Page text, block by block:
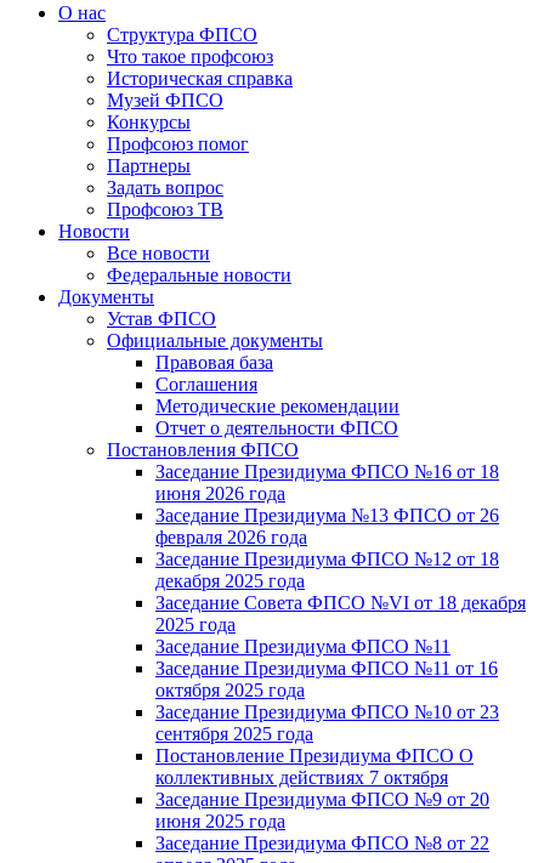
О нас
Структура ФПСО
Что такое профсоюз
Историческая справка
Музей ФПСО
Конкурсы
Профсоюз помог
Партнеры
Задать вопрос
Профсоюз ТВ
Новости
Все новости
Федеральные новости
Документы
Устав ФПСО
Официальные документы
Правовая база
Соглашения
Методические рекомендации
Отчет о деятельности ФПСО
Постановления ФПСО
Заседание Президиума ФПСО №16 от 18
июня 2026 года
Заседание Президиума №13 ФПСО от 26
февраля 2026 года
Заседание Президиума ФПСО №12 от 18
декабря 2025 года
Заседание Совета ФПСО №VI от 18 декабря
2025 года
Заседание Президиума ФПСО №11
Заседание Президиума ФПСО №11 от 16
октября 2025 года
Заседание Президиума ФПСО №10 от 23
сентября 2025 года
Постановление Президиума ФПСО О
коллективных действиях 7 октября
Заседание Президиума ФПСО №9 от 20
июня 2025 года
Заседание Президиума ФПСО №8 от 22